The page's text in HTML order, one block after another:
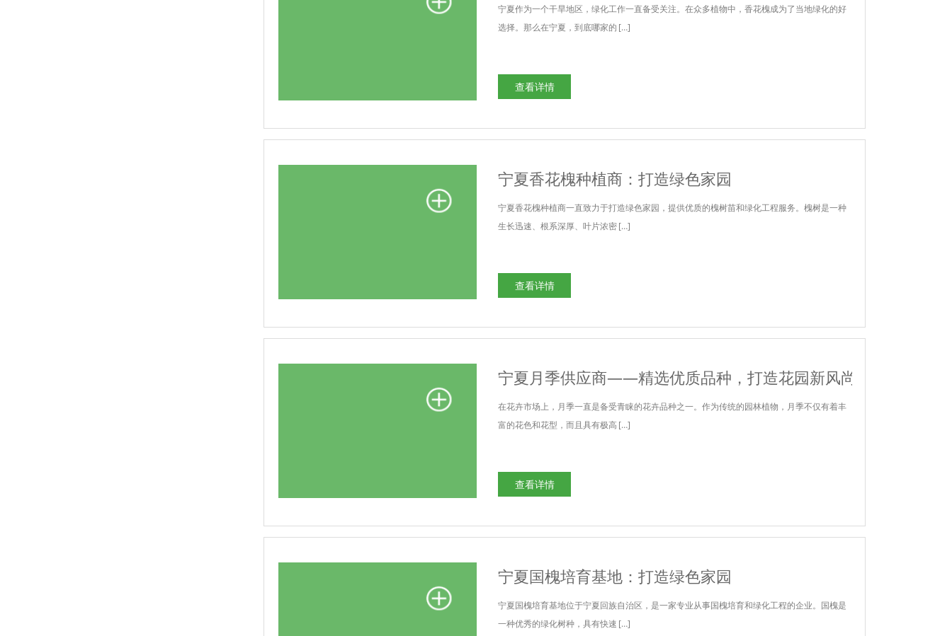
宁夏作为一个干旱地区，绿化工作一直备受关注。在众多植物中，香花槐成为了当地绿化的好
选择。那么在宁夏，到底哪家的 […]
查看详情
宁夏香花槐种植商：打造绿色家园
宁夏香花槐种植商一直致力于打造绿色家园，提供优质的槐树苗和绿化工程服务。槐树是一种
生长迅速、根系深厚、叶片浓密 […]
查看详情
宁夏月季供应商——精选优质品种，打造花园新风尚
在花卉市场上，月季一直是备受青睐的花卉品种之一。作为传统的园林植物，月季不仅有着丰
富的花色和花型，而且具有极高 […]
查看详情
宁夏国槐培育基地：打造绿色家园
宁夏国槐培育基地位于宁夏回族自治区，是一家专业从事国槐培育和绿化工程的企业。国槐是
一种优秀的绿化树种，具有快速 […]